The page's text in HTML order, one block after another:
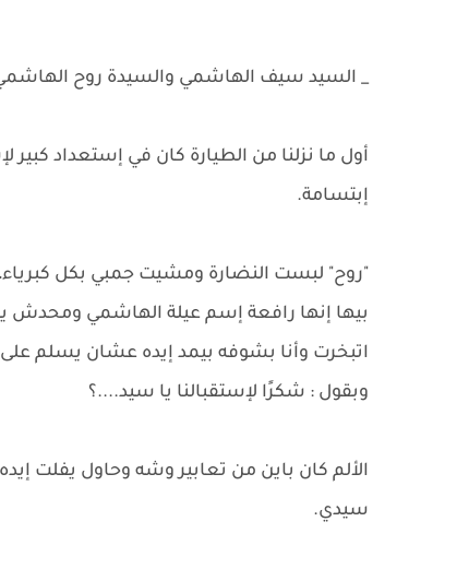
_ السيد سيف الهاشمي والسيدة روح
أول ما نزلنا من الطيارة كان في إستعداد
إبتسامة.
"روح" لبست النضارة ومشيت جمبي بكل
بيها إنها رافعة إسم عيلة الهاشمي ومحدش
اتبخرت وأنا بشوفه بيمد إيده عشان يسلم
وبقول : شكرًا لإستقبالنا يا سيد....؟
الألم كان باين من تعابير وشه وحاول يفلت
سيدي.